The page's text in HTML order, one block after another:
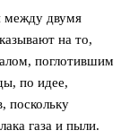
между двумя
на то,
поглотившим
по идее,
поскольку
газа и пыли.